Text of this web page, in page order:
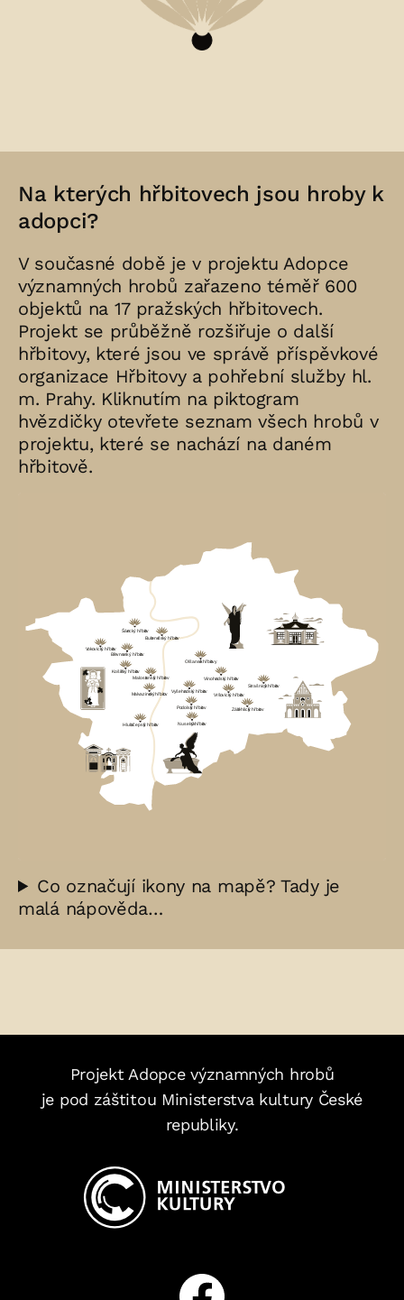
Na kterých hřbitovech jsou hroby k
adopci?
V současné době je v projektu Adopce
významných hrobů zařazeno téměř 600
objektů na 17 pražských hřbitovech.
Projekt se průběžně rozšiřuje o další
hřbitovy, které jsou ve správě příspěvkové
organizace Hřbitovy a pohřební služby hl.
m. Prahy. Kliknutím na piktogram
hvězdičky otevřete seznam všech hrobů v
projektu, které se nachází na daném
hřbitově.
Co označují ikony na mapě? Tady je
malá nápověda…
Projekt Adopce významných hrobů
je pod záštitou Ministerstva kultury České
republiky.